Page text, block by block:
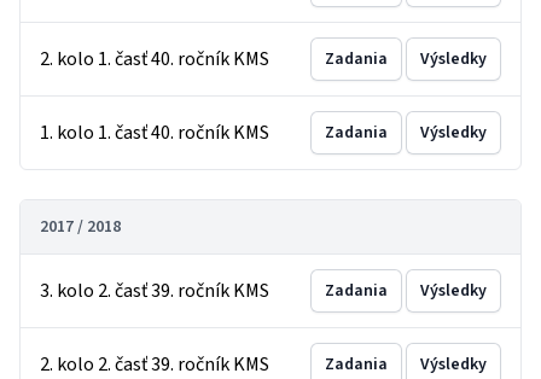
2. kolo 1. časť 40. ročník KMS Zadania Výsledky
1. kolo 1. časť 40. ročník KMS Zadania Výsledky
2017 / 2018
3. kolo 2. časť 39. ročník KMS Zadania Výsledky
2. kolo 2. časť 39. ročník KMS Zadania Výsledky